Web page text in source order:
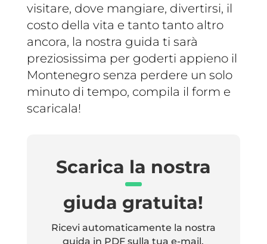
visitare, dove mangiare, divertirsi, il
costo della vita e tanto tanto altro
ancora, la nostra guida ti sarà
preziosissima per goderti appieno il
Montenegro senza perdere un solo
minuto di tempo, compila il form e
scaricala!
Scarica la nostra
giuda gratuita!
Ricevi automaticamente la nostra
guida in PDF sulla tua e-mail.